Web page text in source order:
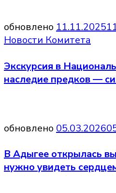
обновлено 11.11.2025
Новости Комитета
Экскурсия в
наследие предков —
обновлено 05.03.2026
В Адыгее открылась
нужно увидеть